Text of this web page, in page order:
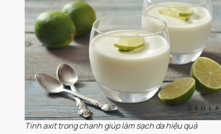
Tính axit trong chanh giúp làm sạch da hiệu quả